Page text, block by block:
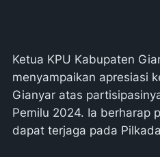
Ketua KPU Kabupaten
menyampaikan apresiasi
Gianyar atas
Pemilu 2024. Ia berharap
dapat terjaga pada